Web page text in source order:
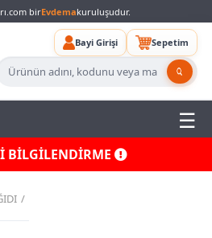
birEvdemakuruluşudur.
Bayi Girişi Sepetim
BİLGİLENDİRME